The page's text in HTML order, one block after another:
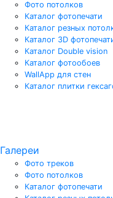
Фото потолков
Каталог фотопечати
Каталог резных
Каталог 3D
Каталог Double vision
Каталог фотообоев
WallApp для стен
Каталог плитки
Галереи
Фото треков
Фото потолков
Каталог фотопечати